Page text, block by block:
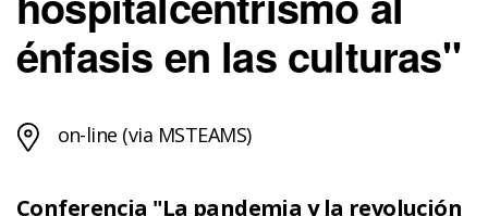
énfasis en las culturas"
on-line (via MSTEAMS)
Conferencia "La pandemia y la revolución